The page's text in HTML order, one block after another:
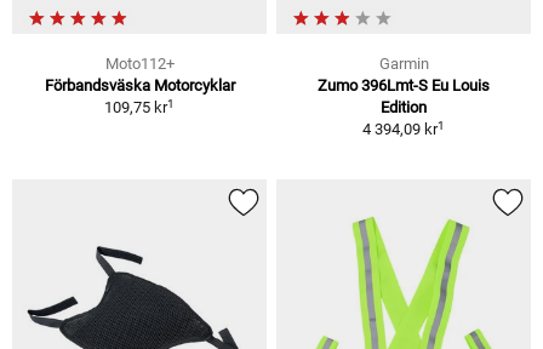
Moto112+
Förbandsväska Motorcyklar
109,75 kr1
Garmin
Zumo 396Lmt-S Eu Louis
Edition
4 394,09 kr1